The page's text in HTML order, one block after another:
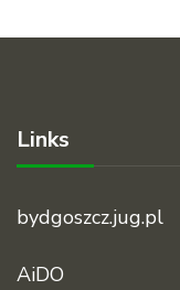
Links
bydgoszcz.jug.pl
AiDO